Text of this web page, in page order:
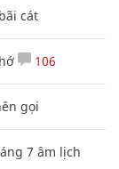
cát
106
gọi
7 âm lịch